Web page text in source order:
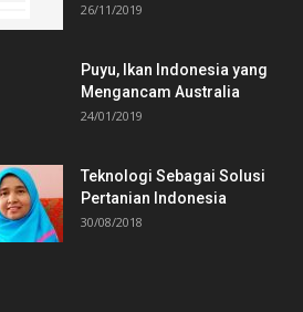
26/11/2019
Puyu, Ikan Indonesia yang
Mengancam Australia
24/01/2019
Teknologi Sebagai Solusi
Pertanian Indonesia
30/08/2018